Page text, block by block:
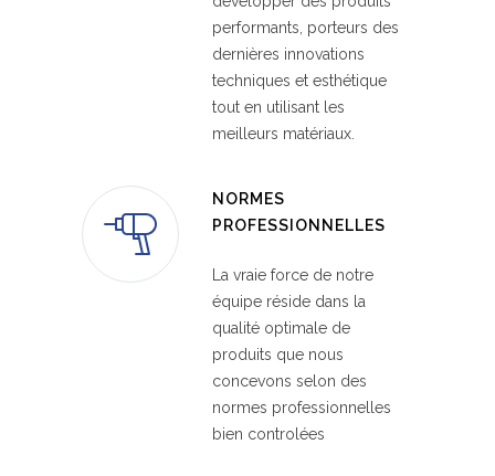
performants, porteurs des
dernières innovations
techniques et esthétique
tout en utilisant les
meilleurs matériaux.
NORMES
PROFESSIONNELLES
La vraie force de notre
équipe réside dans la
qualité optimale de
produits que nous
concevons selon des
normes professionnelles
bien controlées